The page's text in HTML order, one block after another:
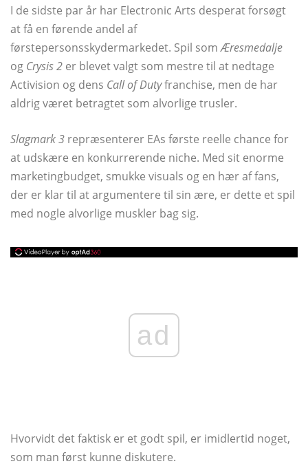
I de sidste par år har Electronic Arts desperat forsøgt
at få en førende andel af
førstepersonsskydermarkedet. Spil somÆresmedalje
og Crysis 2 er blevet valgt som mestre til at nedtage
Activision og dens Call of Dutyfranchise, men de har
aldrig været betragtet som alvorlige trusler.
Slagmark 3 repræsenterer EAs første reelle chance for
at udskære en konkurrerende niche. Med sit enorme
marketingbudget, smukke visuals og en hær af fans,
der er klar til at argumentere til sin ære, er dette et spil
med nogle alvorlige muskler bag sig.
ad
Hvorvidt det faktisk er et godt spil, er imidlertid noget,
som man først kunne diskutere.